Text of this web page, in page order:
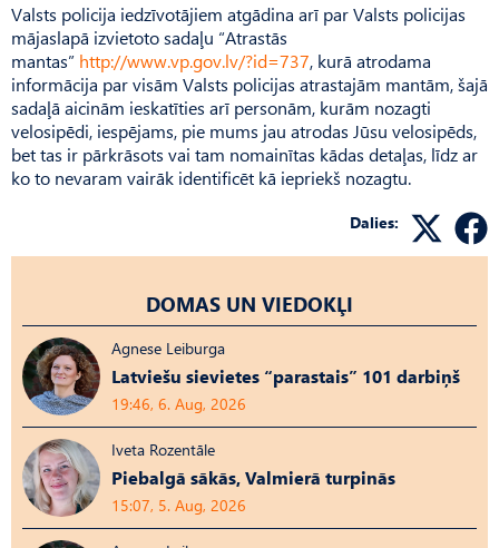
Valsts policija iedzīvotājiem atgādina arī par Valsts policijas
mājaslapā izvietoto sadaļu “Atrastās
mantas” http://www.vp.gov.lv/?id=737, kurā atrodama
informācija par visām Valsts policijas atrastajām mantām, šajā
sadaļā aicinām ieskatīties arī personām, kurām nozagti
velosipēdi, iespējams, pie mums jau atrodas Jūsu velosipēds,
bet tas ir pārkrāsots vai tam nomainītas kādas detaļas, līdz ar
ko to nevaram vairāk identificēt kā iepriekš nozagtu.
Dalies:
DOMAS UN VIEDOKĻI
Agnese Leiburga
Latviešu sievietes “parastais” 101 darbiņš
19:46, 6. Aug, 2026
Iveta Rozentāle
Piebalgā sākās, Valmierā turpinās
15:07, 5. Aug, 2026